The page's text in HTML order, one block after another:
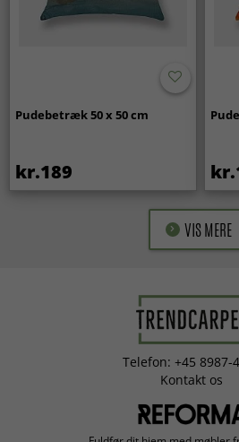
Pudebetræk 50 x 50 cm
kr.189
VIS MERE
Telefon: +45 8987-
Kontakt os